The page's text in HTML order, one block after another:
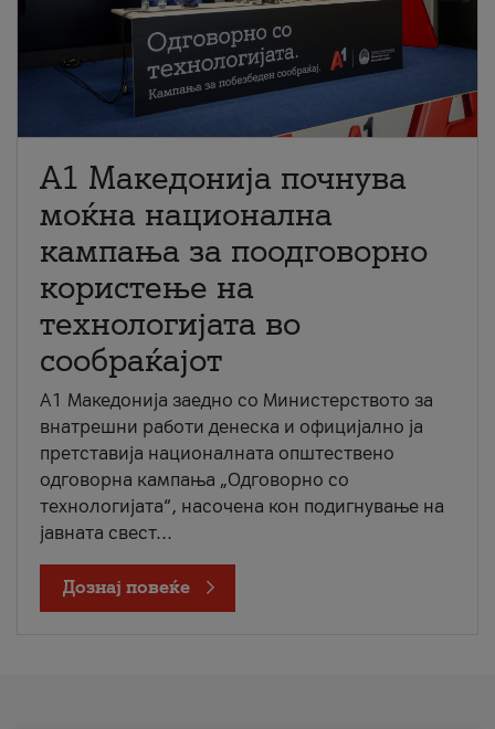
A1 Македонија почнува
моќна национална
кампања за поодговорно
користење на
технологијата во
сообраќајот
A1 Македонија заедно со Министерството за
внатрешни работи денеска и официјално ја
претставија националната општествено
одговорна кампања „Одговорно со
технологијата“, насочена кон подигнување на
јавната свест...
Дознај повеќе